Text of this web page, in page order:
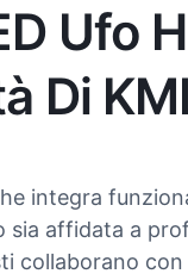
Ufo
Di
integra
affidata a
collaborano